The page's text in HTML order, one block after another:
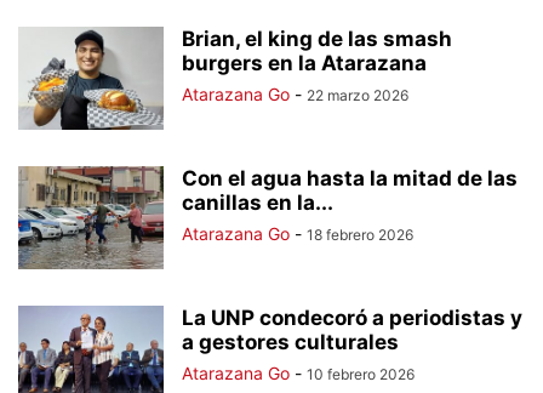
Brian, el king de las smash
burgers en la Atarazana
Atarazana Go - 22 marzo 2026
Con el agua hasta la mitad de las
canillas en la...
Atarazana Go - 18 febrero 2026
La UNP condecoró a periodistas y
a gestores culturales
Atarazana Go - 10 febrero 2026